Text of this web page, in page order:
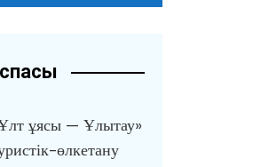
ұясы — Ұлытау»
өлкетану